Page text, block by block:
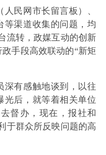
民网市长留言板）、
等渠道收集的问题，均
流转，政媒互动的创新
手段高效联动的“新矩
深有感触地谈到，以往
光后，就等着相关单位
督办，现在，报社和
于群众所反映问题的高